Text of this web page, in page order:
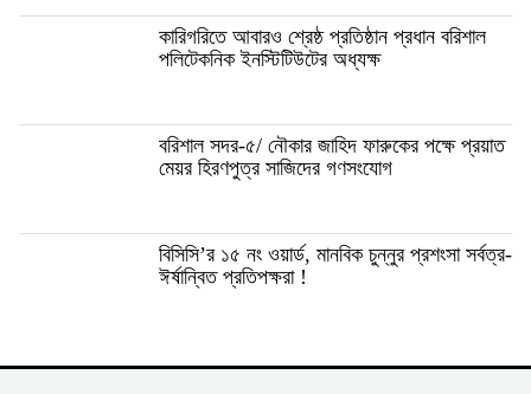
কারিগরিতে আবারও শ্রেষ্ঠ প্রতিষ্ঠান প্রধান বরিশাল
পলিটেকনিক ইনস্টিটিউটের অধ্যক্ষ
বরিশাল সদর-৫/ নৌকার জাহিদ ফারুকের পক্ষে প্র‍য়াত
মেয়র হিরণপুত্র সাজিদের গণসংযোগ
বিসিসি’র ১৫ নং ওয়ার্ড, মানবিক চুন্নুর প্রশংসা সর্বত্র-
ঈর্ষান্বিত প্রতিপক্ষরা !